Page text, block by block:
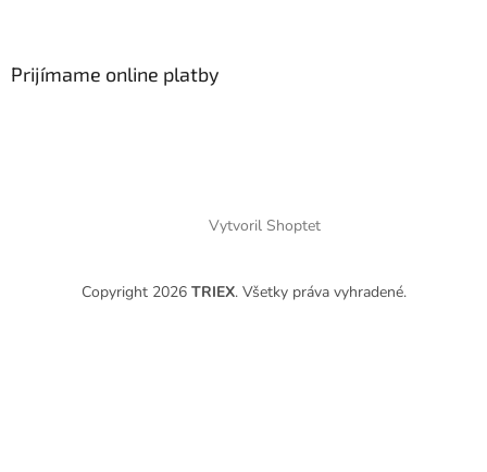
Prijímame online platby
Vytvoril Shoptet
Copyright 2026 TRIEX. Všetky práva vyhradené.